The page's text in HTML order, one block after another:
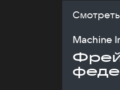
Machine